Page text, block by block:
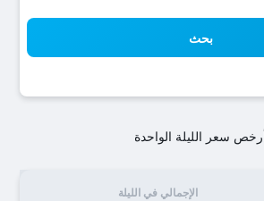
بحث
سعر الليلة الواحدة
الإجمالي في الليلة